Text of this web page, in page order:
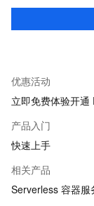
供打包好的镜像，
优惠活动
立即免费体验开通
产品入门
快速上手
相关产品
Serverless 容器服